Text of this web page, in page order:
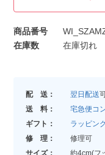
商品番号
在庫数
在庫切れ
配 送： 翌日配送
送 料：
宅急便コ
ギフト：
ラッピン
修 理：
修理可
サイズ：
約4cm(フ